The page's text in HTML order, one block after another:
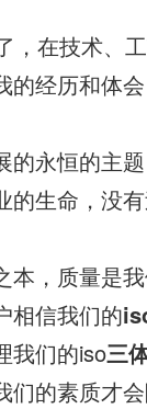
，在技术、
的经历和体
的永恒的主
的生命，没
本，质量是
相信我们的
我们的iso三
们的素质才